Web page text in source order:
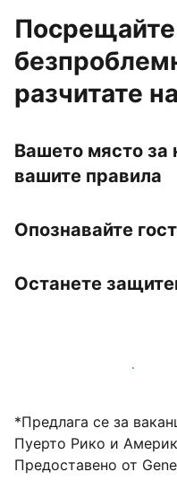
Посрещайте
разчитате
Вашето място за
вашите правила
Опознавайте
Останете
Посрещайте гости с
*Предлага се за
Пуерто Рико и
Предоставено от